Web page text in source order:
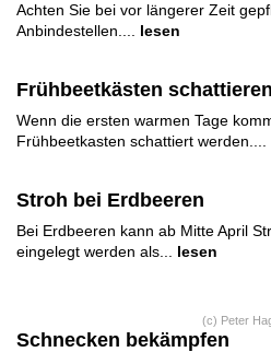
Achten Sie bei vor längerer Zeit
Anbindestellen....
lesen
Frühbeetkästen schattieren
Wenn die ersten warmen Tage
Frühbeetkasten schattiert werden....
Stroh bei Erdbeeren
Bei Erdbeeren kann ab Mitte April
eingelegt werden als...
lesen
(c) Peter
Schnecken bekämpfen